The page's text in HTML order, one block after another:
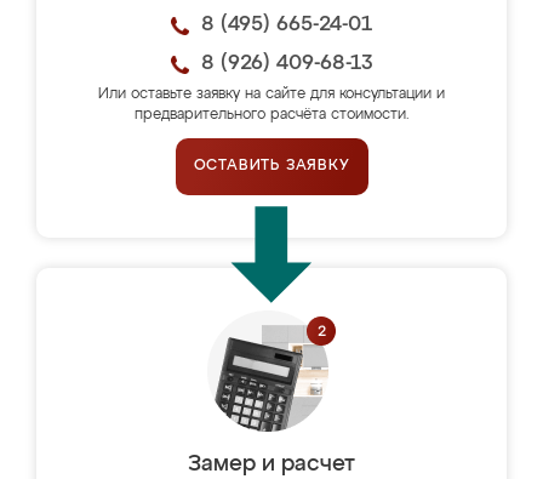
8 (495) 665-24-01
8 (926) 409-68-13
Или оставьте заявку на сайте для консультации и
предварительного расчёта стоимости.
ОСТАВИТЬ ЗАЯВКУ
Замер и расчет